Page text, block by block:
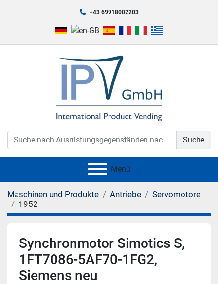
+43 69918002203
Suche
Menü
Maschinen und Produkte Antriebe
Servomotore
1952
Synchronmotor Simotics S,
1FT7086-5AF70-1FG2,
Siemens neu